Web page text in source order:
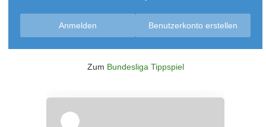
Benutzerkonto erstellen
Anmelden
Zum Bundesliga Tippspiel